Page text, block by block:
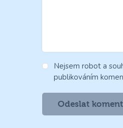
Nejsem robot a
publikováním